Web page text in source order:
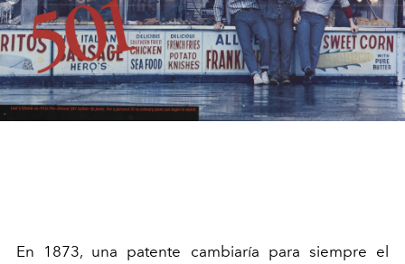
En 1873, una patente cambiaría para siempre el